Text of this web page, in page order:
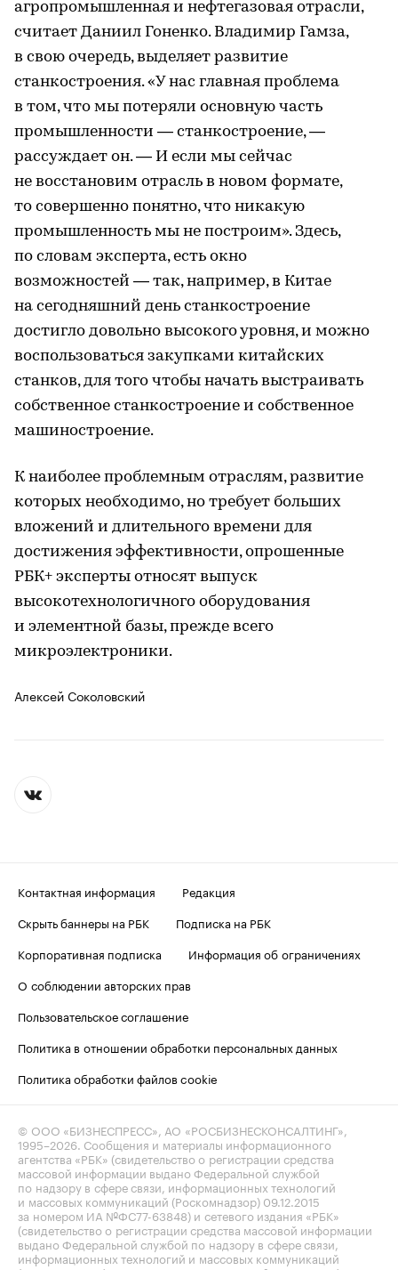
агропромышленная и нефтегазовая отрасли,
считает Даниил Гоненко. Владимир Гамза,
в свою очередь, выделяет развитие
станкостроения. «У нас главная проблема
в том, что мы потеряли основную часть
промышленности — станкостроение, —
рассуждает он. — И если мы сейчас
не восстановим отрасль в новом формате,
то совершенно понятно, что никакую
промышленность мы не построим». Здесь,
по словам эксперта, есть окно
возможностей — так, например, в Китае
на сегодняшний день станкостроение
достигло довольно высокого уровня, и можно
воспользоваться закупками китайских
станков, для того чтобы начать выстраивать
собственное станкостроение и собственное
машиностроение.
К наиболее проблемным отраслям, развитие
которых необходимо, но требует больших
вложений и длительного времени для
достижения эффективности, опрошенные
РБК+ эксперты относят выпуск
высокотехнологичного оборудования
и элементной базы, прежде всего
микроэлектроники.
Алексей Соколовский
Контактная информация
Редакция
Скрыть баннеры на РБК
Подписка на РБК
Корпоративная подписка
Информация об ограничениях
О соблюдении авторских прав
Пользовательское соглашение
Политика в отношении обработки персональных данных
Политика обработки файлов cookie
© ООО «БИЗНЕСПРЕСС», АО «РОСБИЗНЕСКОНСАЛТИНГ»,
1995–2026 . Сообщения и материалы информационного
агентства «РБК» (свидетельство о регистрации средства
массовой информации выдано Федеральной службой
по надзору в сфере связи, информационных технологий
и массовых коммуникаций (Роскомнадзор) 09.12.2015
за номером ИА №ФС77-63848) и сетевого издания «РБК»
(свидетельство о регистрации средства массовой информации
выдано Федеральной службой по надзору в сфере связи,
информационных технологий и массовых коммуникаций